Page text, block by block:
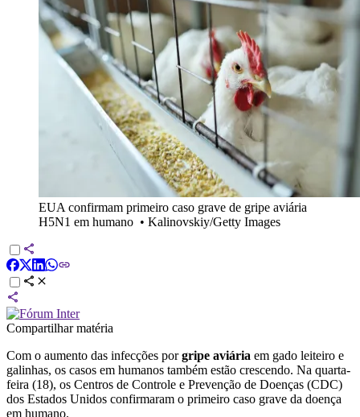
EUA confirmam primeiro caso grave de gripe aviária
H5N1 em humano • Kalinovskiy/Getty Images
Compartilhar matéria
Com o aumento das infecções porgripe aviária em gado leiteiro e
galinhas, os casos em humanos também estão crescendo. Na quarta-
feira (18), os Centros de Controle e Prevenção de Doenças (CDC)
dos Estados Unidos confirmaram o primeiro caso grave da doença
em humano.